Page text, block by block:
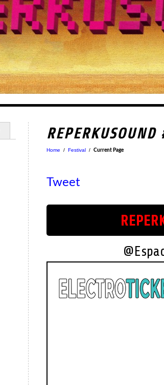
Home / Festival / Current Page
Tweet